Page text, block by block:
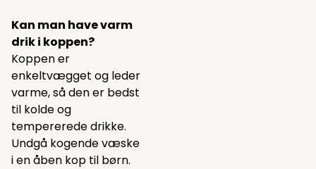
Kan man have varm
drik i koppen?
Koppen er
enkeltvægget og leder
varme, så den er bedst
til kolde og
tempererede drikke.
Undgå kogende væske
i en åben kop til børn.